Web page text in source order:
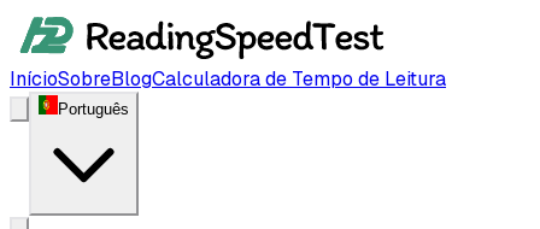
InícioSobreBlogCalculadora de Tempo de Leitura
Português